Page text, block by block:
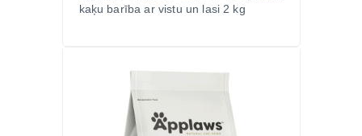
kaķu barība ar vistu un lasi 2 kg